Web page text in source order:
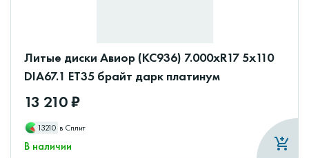
Литые диски Авиор (КС936) 7.000xR17 5x110
DIA67.1 ET35 брайт дарк платинум
13 210 ₽
13210 в Сплит
В наличии